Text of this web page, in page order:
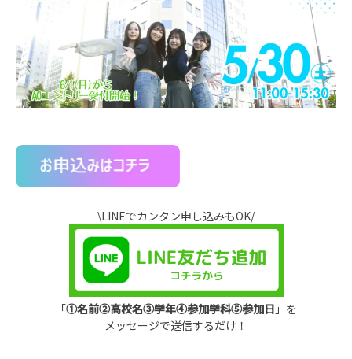
\LINEでカンタン申し込みもOK/
「①名前②高校名③学年④参加学科⑤参加日 」 を
メッセージで送信するだけ！